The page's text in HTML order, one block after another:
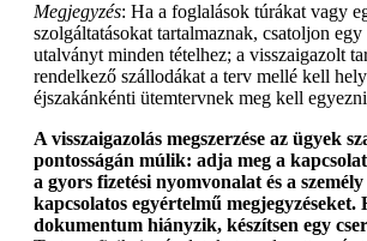
Megjegyzés: Ha a foglalások túrákat vagy
szolgáltatásokat tartalmaznak, csatoljon egy
utalványt minden tételhez; a visszaigazolt
rendelkező szállodákat a terv mellé kell
éjszakánkénti ütemtervnek meg kell
A visszaigazolás megszerzése az ügyek
pontosságán múlik: adja meg a
a gyors fizetési nyomvonalat és a
kapcsolatos egyértelmű
dokumentum hiányzik, készítsen egy